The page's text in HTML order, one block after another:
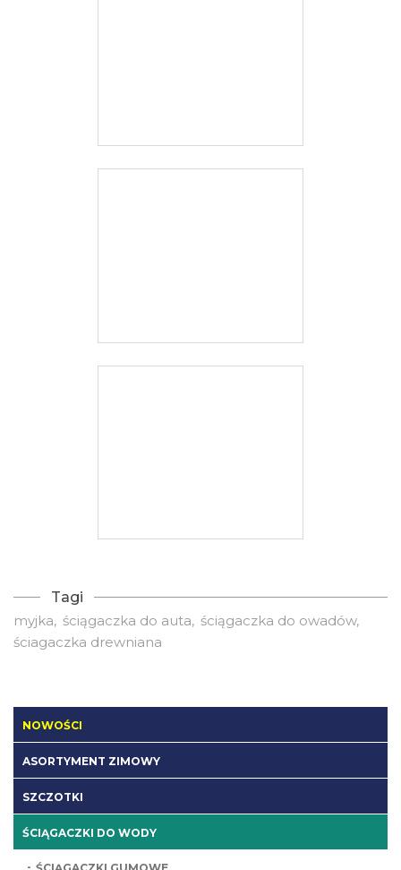
NOWOŚCI
ASORTYMENT ZIMOWY
SZCZOTKI
ŚCIĄGACZKI DO WODY
Tagi
myjka ściągaczka do auta ściągaczka do owadów
ściagaczka drewniana